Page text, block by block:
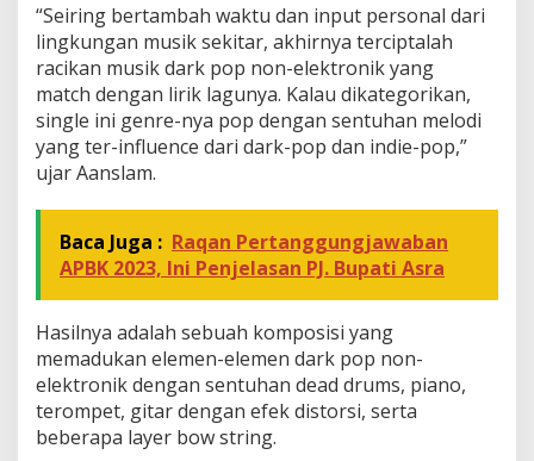
i
n
g
l
e
K
e
a
2
0
"
“Seiring bertambah waktu dan input personal dari
lingkungan musik sekitar, akhirnya terciptalah
racikan musik dark pop non-elektronik yang
match dengan lirik lagunya. Kalau dikategorikan,
single ini genre-nya pop dengan sentuhan melodi
yang ter-influence dari dark-pop dan indie-pop,”
ujar Aanslam.
Baca Juga : Raqan Pertanggungjawaban
APBK 2023, Ini Penjelasan PJ. Bupati Asra
Hasilnya adalah sebuah komposisi yang
memadukan elemen-elemen dark pop non-
elektronik dengan sentuhan dead drums, piano,
terompet, gitar dengan efek distorsi, serta
beberapa layer bow string.